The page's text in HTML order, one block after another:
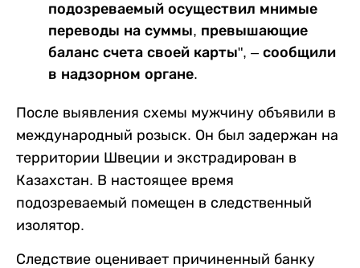
подозреваемый осуществил мнимые
переводы на суммы, превышающие
баланс счета своей карты", – сообщили
в надзорном органе.
После выявления схемы мужчину объявили в
международный розыск. Он был задержан на
территории Швеции и экстрадирован в
Казахстан. В настоящее время
подозреваемый помещен в следственный
изолятор.
Следствие оценивает причиненный банку